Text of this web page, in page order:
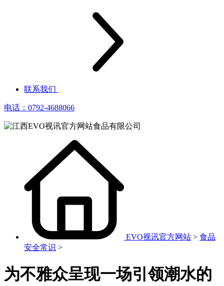
联系我们
电话：0792-4688066
EVO视讯官方网站 > 食品
安全常识 >
为不雅众呈现一场引领潮水的